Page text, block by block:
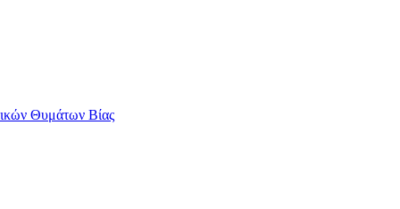
Θυμάτων Βίας